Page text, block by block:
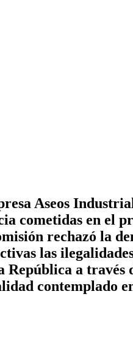
Aseos
cometidas en el
rechazó la
las
a
contemplado